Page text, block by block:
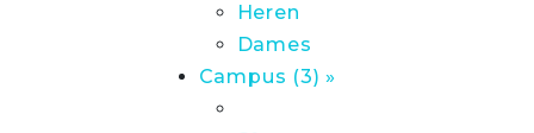
Heren
Dames
Campus (3) »